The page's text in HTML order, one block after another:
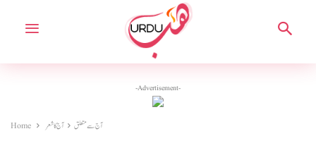
-Advertisement-
Home آج سے متعلق آج کا شعر